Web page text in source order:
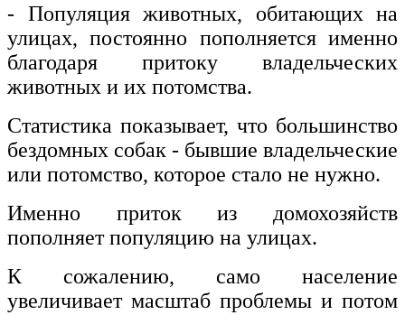
- Популяция животных, обитающих на
улицах, постоянно пополняется именно
благодаря притоку владельческих
животных и их потомства.
Статистика показывает, что большинство
бездомных собак - бывшие владельческие
или потомство, которое стало не нужно.
Именно приток из домохозяйств
пополняет популяцию на улицах.
К сожалению, само население
увеличивает масштаб проблемы и потом